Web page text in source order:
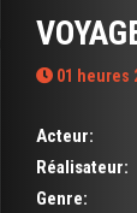
01 heures
Acteur:
Réalisateur:
Genre: